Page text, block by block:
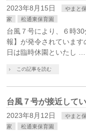
2023年8月15日 やまと
家
松通東保育園
台風７号により、６時
報】が発令されていま
日は臨時休園といたし …
この記事を読む
台風７号が接近して
2023年8月12日 やまと
家
松通東保育園